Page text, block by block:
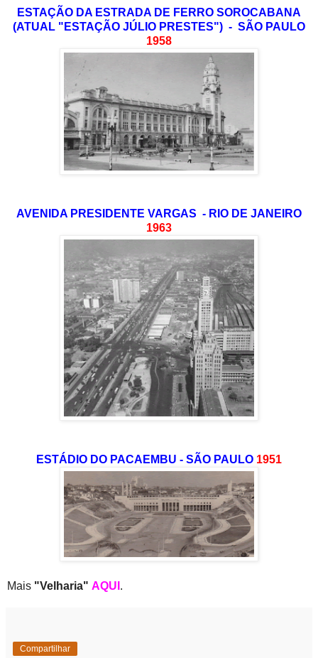
ESTAÇÃO DA ESTRADA DE FERRO SOROCABANA
(ATUAL "ESTAÇÃO JÚLIO PRESTES") - SÃO PAULO
1958
AVENIDA PRESIDENTE VARGAS - RIO DE JANEIRO
1963
ESTÁDIO DO PACAEMBU - SÃO PAULO 1951
Mais "Velharia" AQUI .
Compartilhar